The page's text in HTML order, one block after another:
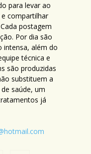
para levar ao
compartilhar
postagem
Por dia são
intensa, além do
técnica e
são produzidas
substituem a
saúde, um
já